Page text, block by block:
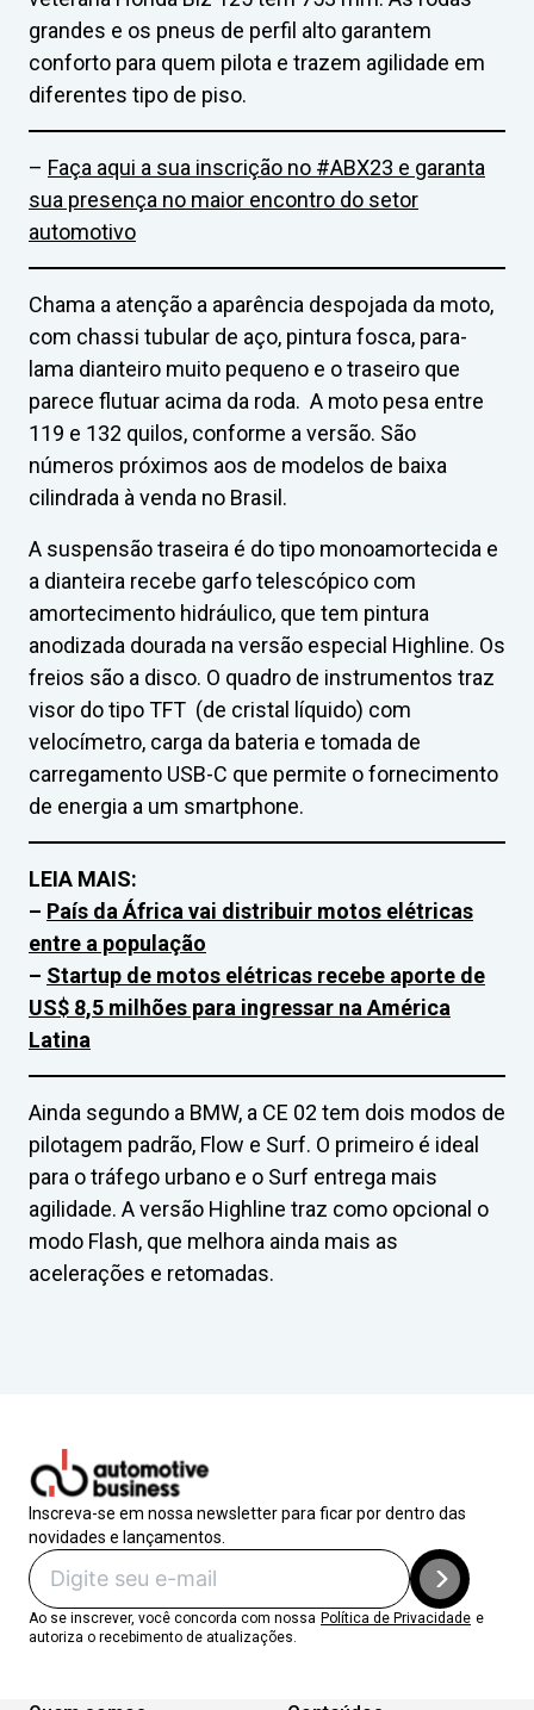
grandes e os pneus de perfil alto garantem
conforto para quem pilota e trazem agilidade em
diferentes tipo de piso.
– Faça aqui a sua inscrição no #ABX23 e garanta
sua presença no maior encontro do setor
automotivo
Chama a atenção a aparência despojada da moto,
com chassi tubular de aço, pintura fosca, para-
lama dianteiro muito pequeno e o traseiro que
parece flutuar acima da roda. A moto pesa entre
119 e 132 quilos, conforme a versão. São
números próximos aos de modelos de baixa
cilindrada à venda no Brasil.
A suspensão traseira é do tipo monoamortecida e
a dianteira recebe garfo telescópico com
amortecimento hidráulico, que tem pintura
anodizada dourada na versão especial Highline. Os
freios são a disco. O quadro de instrumentos traz
visor do tipo TFT (de cristal líquido) com
velocímetro, carga da bateria e tomada de
carregamento USB-C que permite o fornecimento
de energia a um smartphone.
LEIA MAIS:
– País da África vai distribuir motos elétricas
entre a população
– Startup de motos elétricas recebe aporte de
US$ 8,5 milhões para ingressar na América
Latina
Ainda segundo a BMW, a CE 02 tem dois modos de
pilotagem padrão, Flow e Surf. O primeiro é ideal
para o tráfego urbano e o Surf entrega mais
agilidade. A versão Highline traz como opcional o
modo Flash, que melhora ainda mais as
acelerações e retomadas.
Inscreva-se em nossa newsletter para ficar por dentro das
novidades e lançamentos.
Ao se inscrever, você concorda com nossa Política de Privacidade e
autoriza o recebimento de atualizações.